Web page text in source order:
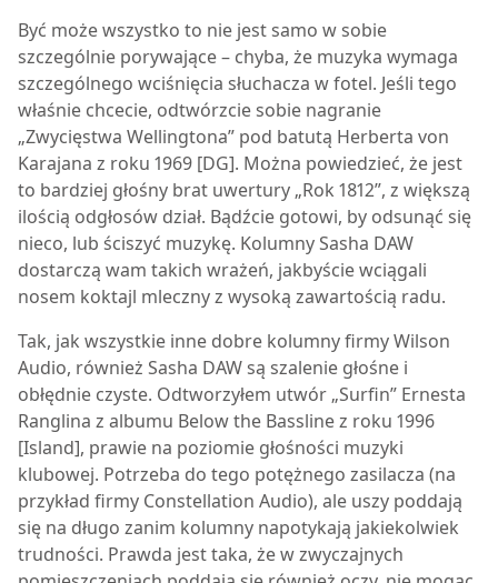
Być może wszystko to nie jest samo w sobie
szczególnie porywające – chyba, że muzyka wymaga
szczególnego wciśnięcia słuchacza w fotel. Jeśli tego
właśnie chcecie, odtwórzcie sobie nagranie
„Zwycięstwa Wellingtona” pod batutą Herberta von
Karajana z roku 1969 [DG]. Można powiedzieć, że jest
to bardziej głośny brat uwertury „Rok 1812”, z większą
ilością odgłosów dział. Bądźcie gotowi, by odsunąć się
nieco, lub ściszyć muzykę. KolumnySasha DAW
dostarczą wam takich wrażeń, jakbyście wciągali
nosem koktajl mleczny z wysoką zawartością radu.
Tak, jak wszystkie inne dobre kolumny firmy Wilson
Audio, również Sasha DAWsą szalenie głośne i
obłędnie czyste. Odtworzyłem utwór „Surfin” Ernesta
Ranglina z albumu Below the Bassline z roku 1996
[Island], prawie na poziomie głośności muzyki
klubowej. Potrzeba do tego potężnego zasilacza (na
przykład firmy Constellation Audio), ale uszy poddają
się na długo zanim kolumny napotykają jakiekolwiek
trudności. Prawda jest taka, że w zwyczajnych